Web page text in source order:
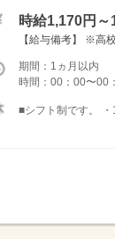
時給1,170円～
【給与備考】 ※高
期間：1ヵ月以
時間：00：00〜00
■シフト制です。